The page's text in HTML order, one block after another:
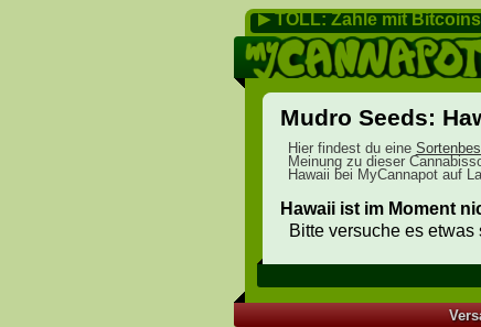
▶ TOLL: Zahle mit
Mudro Seeds:
Hier findest du eine
Meinung zu dieser
Hawaii bei MyCannapot auf
Hawaii ist im Moment
Bitte versuche es